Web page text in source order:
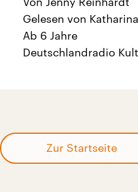
Gelesen von
Ab 6 Jahre
Deutschlandradio
Zur Startseite